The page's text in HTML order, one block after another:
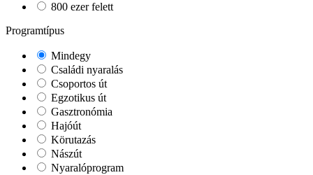
800 ezer felett
Programtípus
Mindegy
Családi nyaralás
Csoportos út
Egzotikus út
Gasztronómia
Hajóút
Körutazás
Nászút
Nyaralóprogram